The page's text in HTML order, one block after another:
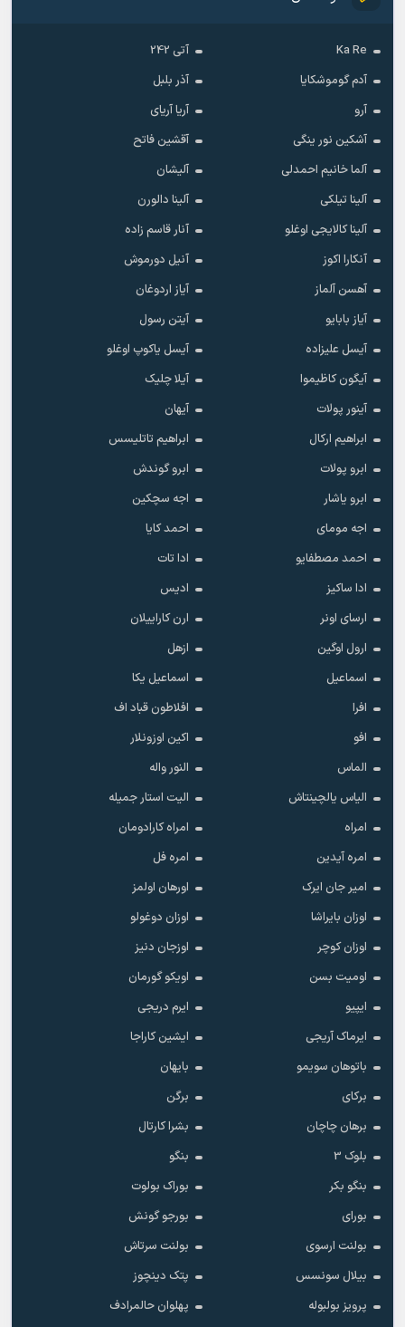
Ka Re
آتی 242
آدم گوموشکایا
آذر بلبل
آرو
آریا آریای
آشکین نور ینگی
آقشین فاتح
آلما خانیم احمدلی
آلیشان
آلینا تیلکی
آلینا دالورن
آلینا کالایجی اوغلو
آنار قاسم زاده
آنکارا اکوز
آنیل دورموش
آهسن آلماز
آیاز اردوغان
آیاز بابایو
آیتن رسول
آیسل علیزاده
آیسل یاکوپ اوغلو
آیگون کاظیموا
آیلا چلیک
آینور پولات
آیهان
ابراهیم ارکال
ابراهیم تاتلیسس
ابرو پولات
ابرو گوندش
ابرو یاشار
اجه سچکین
اجه مومای
احمد کایا
احمد مصطفایو
ادا تات
ادا ساکیز
ادیس
ارسای اونر
ارن کاراییلان
ارول اوگین
ازهل
اسماعیل
اسماعیل یکا
افرا
افلاطون قباد اف
افو
اکین اوزونلار
الماس
النور واله
الیاس یالچینتاش
الیت استار جمیله
امراه
امراه کارادومان
امره آیدین
امره فل
امیر جان ایرک
اورهان اولمز
اوزان بایراشا
اوزان دوغولو
اوزان کوچر
اوزجان دنیز
اومیت بسن
اویکو گورمان
ایپیو
ایرم دریجی
ایرماک آریجی
ایشین کاراجا
باتوهان سویمو
بایهان
برکای
برگن
برهان چاچان
بشرا کارتال
بلوک 3
بنگو
بنگو بکر
بوراک بولوت
بورای
بورجو گونش
بولنت ارسوی
بولنت سرتاش
بیلال سونسس
پتک دینچوز
پرویز بولبوله
پهلوان حالمرادف